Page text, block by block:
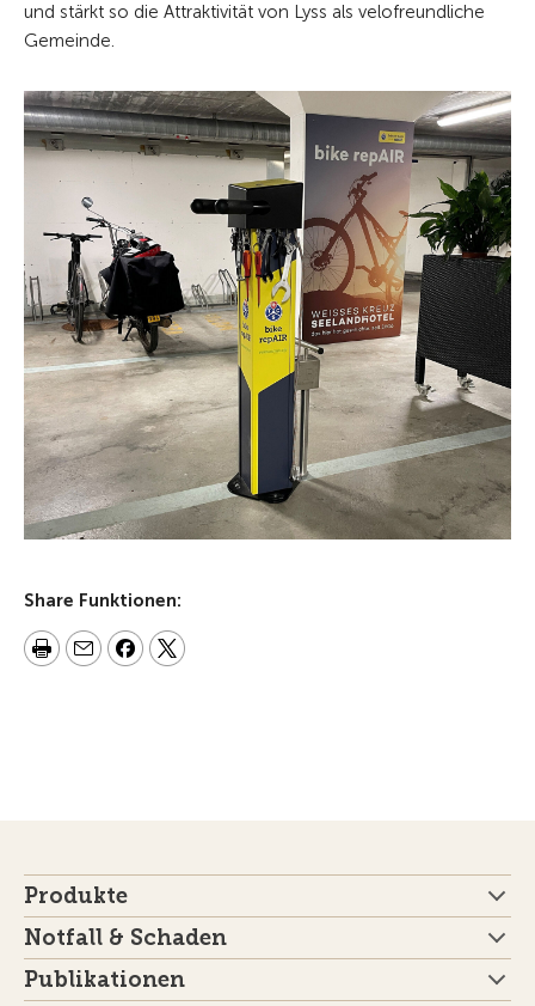
und stärkt so die Attraktivität von Lyss als velofreundliche
Gemeinde.
Share Funktionen:
Produkte
Notfall & Schaden
Publikationen